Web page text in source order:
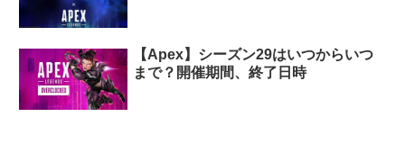
【Apex】シーズン29はいつからいつ
まで？開催期間、終了日時